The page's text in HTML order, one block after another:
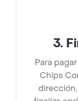
3.
Para
Chips